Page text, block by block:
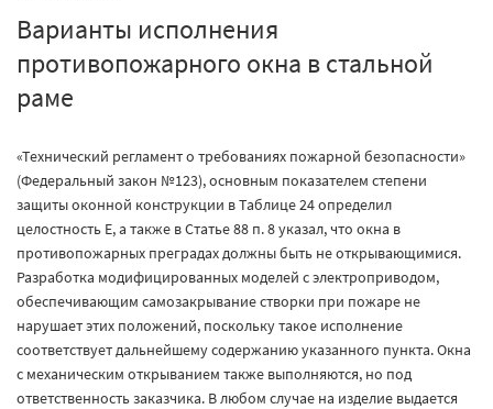
Варианты исполнения
противопожарного окна в стальной
раме
«Технический регламент о требованиях пожарной безопасности»
(Федеральный закон №123), основным показателем степени
защиты оконной конструкции в Таблице 24 определил
целостность E, а также в Статье 88 п. 8 указал, что окна в
противопожарных преградах должны быть не открывающимися.
Разработка модифицированных моделей с электроприводом,
обеспечивающим самозакрывание створки при пожаре не
нарушает этих положений, поскольку такое исполнение
соответствует дальнейшему содержанию указанного пункта. Окна
с механическим открыванием также выполняются, но под
ответственность заказчика. В любом случае на изделие выдается